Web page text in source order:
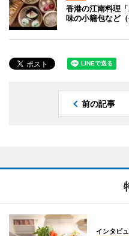
香港の江南料理
味の小籠包など（
前の記事
インタビ